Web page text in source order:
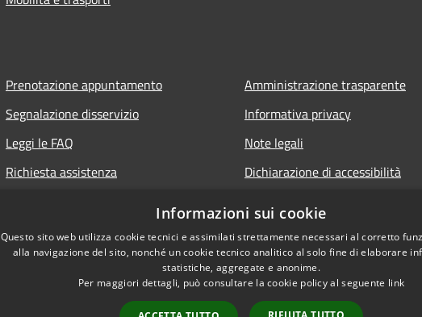
Prenotazione appuntamento
Segnalazione disservizio
Leggi le FAQ
Richiesta assistenza
Amministrazione trasparente
Informativa privacy
Note legali
Dichiarazione di accessibilità
Informazioni sui cookie
Questo sito web utilizza cookie tecnici e assimilati strettamente necessari al corretto
alla navigazione del sito, nonché un cookie tecnico analitico al solo fine di elaborare
statistiche, aggregate e anonime.
Per maggiori dettagli, può consultare la cookie policy al seguente link